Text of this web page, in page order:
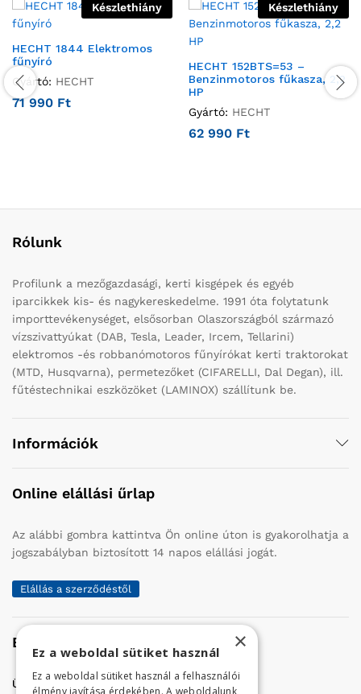
Készlethiány
HECHT 1844 Elektromos
fűnyíró
Gyártó: HECHT
71 990 Ft
Készlethiány
HECHT 152BTS=53 –
Benzinmotoros fűkasza, 2,2
HP
Gyártó: HECHT
62 990 Ft
Rólunk
Profilunk a mezőgazdasági, kerti kisgépek és egyéb
iparcikkek kis- és nagykereskedelme. 1991 óta folytatunk
importtevékenységet, elsősorban Olaszországból származó
vízszivattyúkat (DAB, Tesla, Leader, Ircem, Tellarini)
elektromos -és robbanómotoros fűnyírókat kerti traktorokat
(MTD, Husqvarna), permetezőket (CIFARELLI, Dal Degan), ill.
fűtéstechnikai eszközöket (LAMINOX) szállítunk be.
Információk
Online elállási űrlap
Az alábbi gombra kattintva Ön online úton is gyakorolhatja a
jogszabályban biztosított 14 napos elállási jogát.
Elállás a szerződéstől
Elérhetőség
Üzletünk címe:Szolnok, Vércse út 17.
×
Ez a weboldal sütiket használ
Ez a weboldal sütiket használ a felhasználói
élmény javítása érdekében. A weboldalunk